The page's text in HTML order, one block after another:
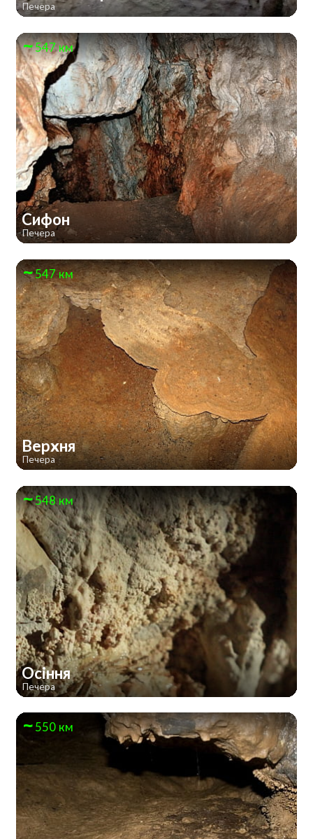
Печера
547 км
Сифон
Печера
547 км
Верхня
Печера
548 км
Осіння
Печера
550 км